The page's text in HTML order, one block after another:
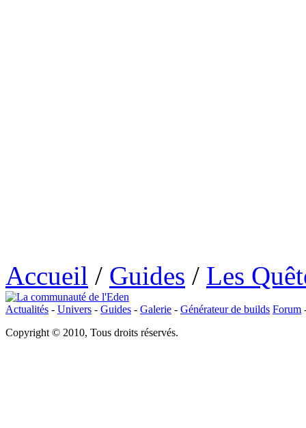
Accueil / Guides / Les
Actualités - Univers - Guides - Galerie - Générateur de builds Forum
Copyright © 2010, Tous droits réservés.